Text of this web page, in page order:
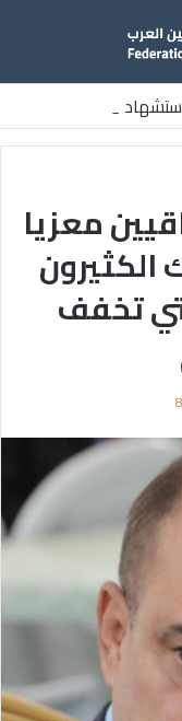
وسط قطاع غزة
معزيا
الكثيرون
تخفف